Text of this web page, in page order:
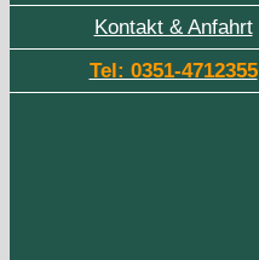
Kontakt & Anfahrt
Tel: 0351-4712355